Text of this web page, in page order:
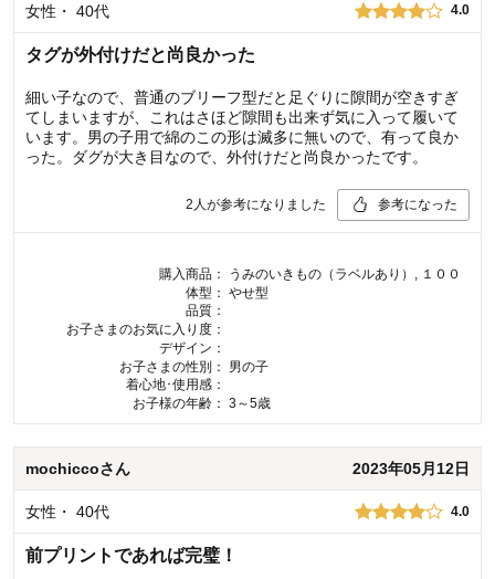
女性 ・ 40代 4.0
タグが外付けだと尚良かった
細い子なので、普通のブリーフ型だと足ぐりに隙間が空きすぎ
てしまいますが、これはさほど隙間も出来ず気に入って履いて
います。男の子用で綿のこの形は滅多に無いので、有って良か
った。ダグが大き目なので、外付けだと尚良かったです。
2 人が参考になりました 参考になった
購入商品：
うみのいきもの（ラベルあり）, １００
体型： やせ型
品質：
お子さまのお気に入り度：
デザイン：
お子さまの性別：
男の子
着心地･使用感：
お子様の年齢： 3～5歳
mochiccoさん 2023年05月12日
女性 ・ 40代 4.0
前プリントであれば完璧！